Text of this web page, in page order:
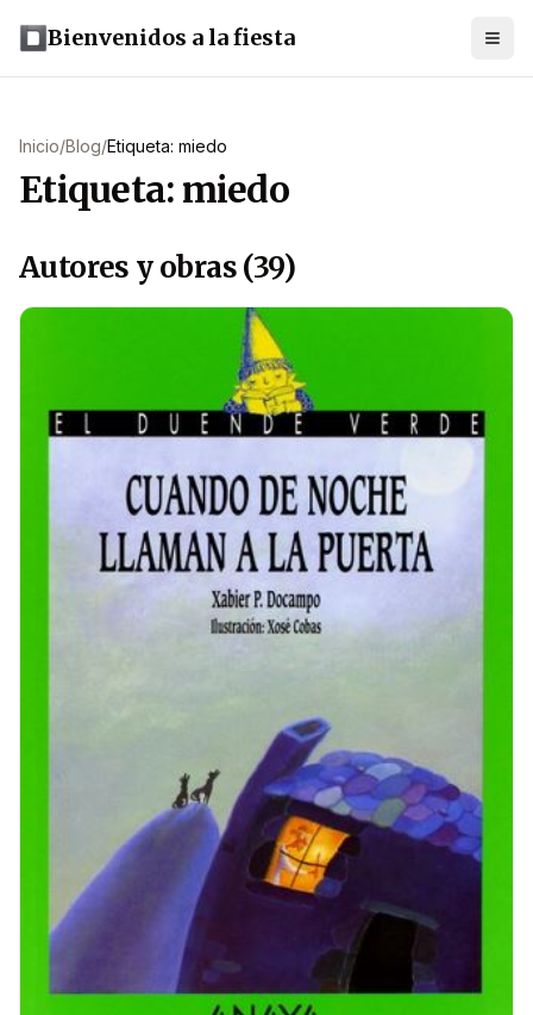
Bienvenidos a la fiesta
Inicio/Blog/Etiqueta: miedo
Etiqueta: miedo
Autores y obras (39)